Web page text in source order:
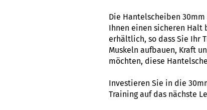
Die Hantelscheiben
Ihnen einen sicheren Halt
erhältlich, so dass Sie Ihr
Muskeln aufbauen, Kraft
möchten, diese
Investieren Sie in die
Training auf das nächste